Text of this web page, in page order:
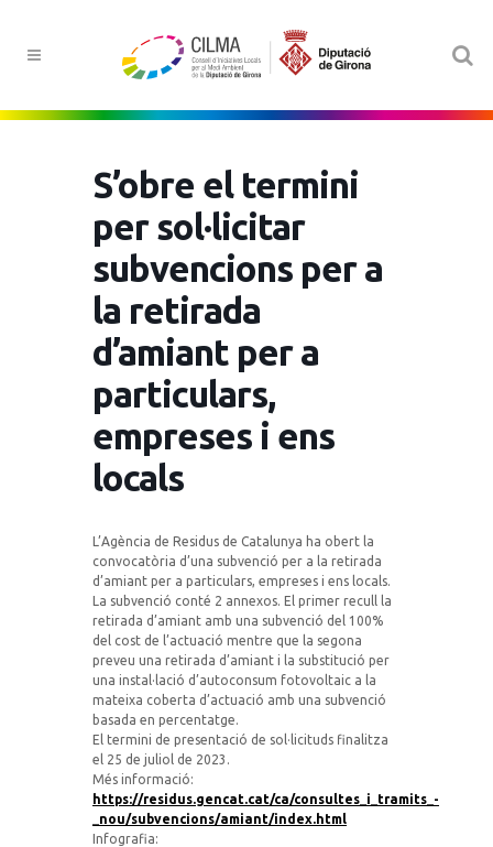
S’obre el termini
per sol·licitar
subvencions per a
la retirada
d’amiant per a
particulars,
empreses i ens
locals
L’Agència de Residus de Catalunya ha obert la
convocatòria d’una subvenció per a la retirada
d’amiant per a particulars, empreses i ens locals.
La subvenció conté 2 annexos. El primer recull la
retirada d’amiant amb una subvenció del 100%
del cost de l’actuació mentre que la segona
preveu una retirada d’amiant i la substitució per
una instal·lació d’autoconsum fotovoltaic a la
mateixa coberta d’actuació amb una subvenció
basada en percentatge.
El termini de presentació de sol·licituds finalitza
el 25 de juliol de 2023.
Més informació:
https://residus.gencat.cat/ca/consultes_i_tramits_-
_nou/subvencions/amiant/index.html
Infografia: